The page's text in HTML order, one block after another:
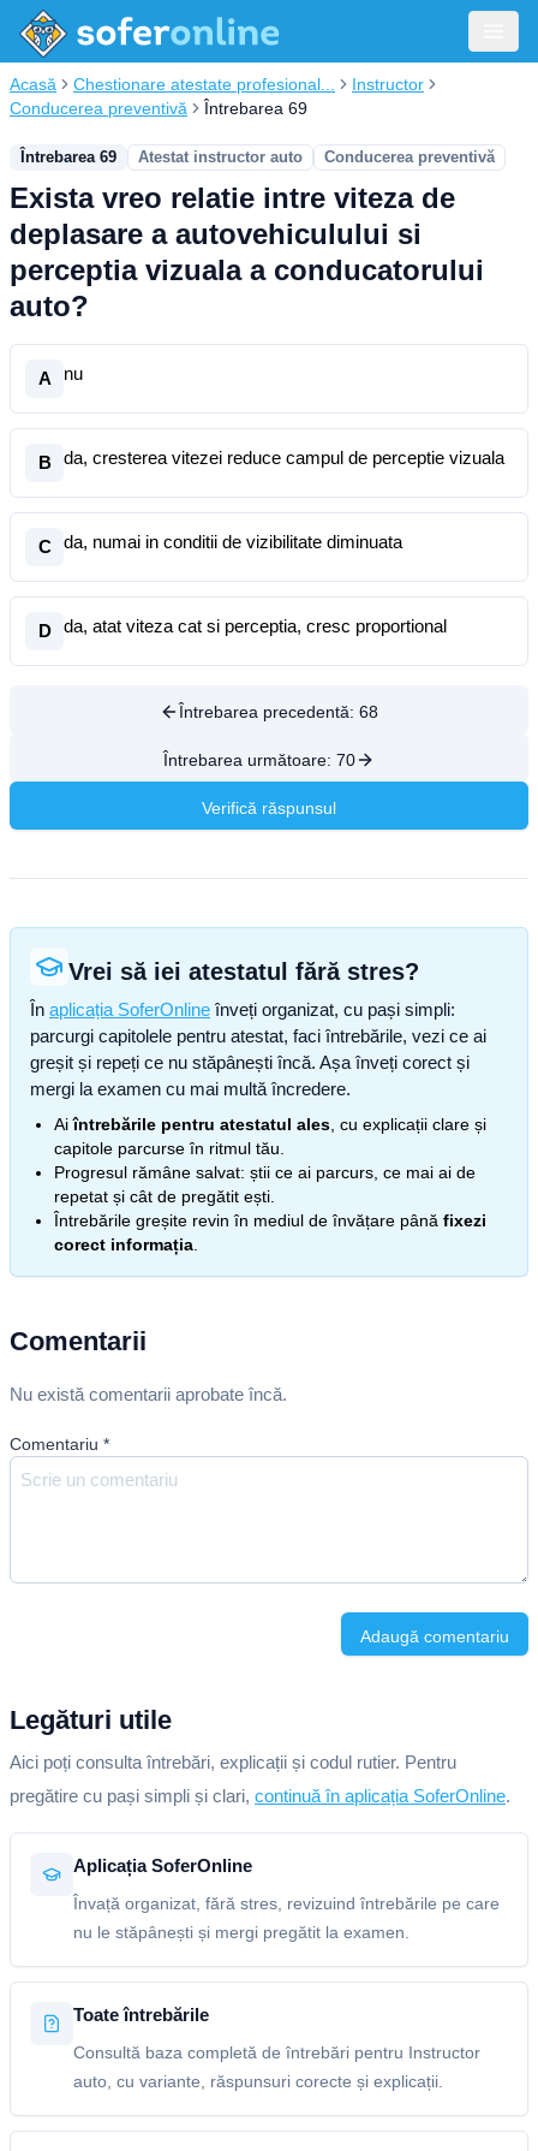
Acasă Chestionare atestate profesional...
Instructor
Conducerea preventivă
Întrebarea 69
Întrebarea 69 Atestat instructor auto Conducerea preventivă
Exista vreo relatie intre viteza de
deplasare a autovehiculului si
perceptia vizuala a conducatorului
auto?
A nu
B da, cresterea vitezei reduce campul de perceptie vizuala
C da, numai in conditii de vizibilitate diminuata
D da, atat viteza cat si perceptia, cresc proportional
Întrebarea precedentă: 68
Întrebarea următoare: 70
Verifică răspunsul
Vrei să iei atestatul fără stres?
În aplicația SoferOnline înveți organizat, cu pași simpli:
parcurgi capitolele pentru atestat, faci întrebările, vezi ce ai
greșit și repeți ce nu stăpânești încă. Așa înveți corect și
mergi la examen cu mai multă încredere.
Aiîntrebările pentru atestatul ales , cu explicații clare și
capitole parcurse în ritmul tău.
Progresul rămâne salvat: știi ce ai parcurs, ce mai ai de
repetat și cât de pregătit ești.
Întrebările greșite revin în mediul de învățare până fixezi
corect informația
Comentarii
Nu există comentarii aprobate încă.
Comentariu *
Adaugă comentariu
Legături utile
Aici poți consulta întrebări, explicații și codul rutier. Pentru
pregătire cu pași simpli și clari, continuă în aplicația SoferOnline.
Aplicația SoferOnline
Învață organizat, fără stres, revizuind întrebările pe care
nu le stăpânești și mergi pregătit la examen.
Toate întrebările
Consultă baza completă de întrebări pentru Instructor
auto, cu variante, răspunsuri corecte și explicații.